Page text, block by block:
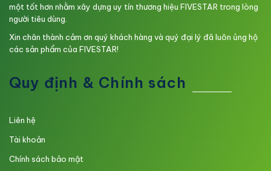
một tốt hơn nhằm xây dựng uy tín thương hiệu FIVESTAR trong lòng
người tiêu dùng.
Xin chân thành cảm ơn quý khách hàng và quý đại lý đã luôn ủng hộ
các sản phẩm của FIVESTAR!
Quy định & Chính sách
Liên hệ
Tài khoản
Chính sách bảo mật